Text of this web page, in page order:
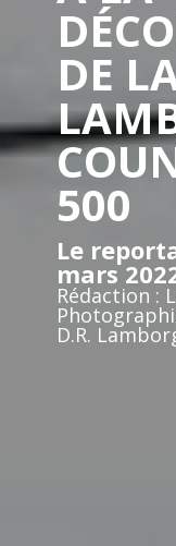
DE
500
Le
mars
Rédaction :
D.R.